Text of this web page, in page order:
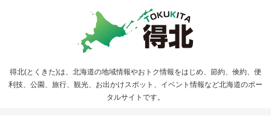
得北(とくきた)は、北海道の地域情報やおトク情報をはじめ、節約、倹約、便
利技、公園、旅行、観光、お出かけスポット、イベント情報など北海道のポー
タルサイトです。